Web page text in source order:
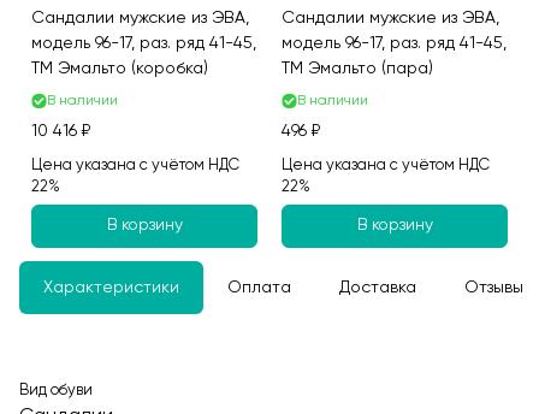
Сандалии мужские из ЭВА,
модель 96-17, раз. ряд 41-45,
ТМ Эмальто (коробка)
В наличии
10 416 ₽
Цена указана с учётом НДС
22%
В корзину
Сандалии мужские из ЭВА,
модель 96-17, раз. ряд 41-45,
ТМ Эмальто (пара)
В наличии
496 ₽
Цена указана с учётом НДС
22%
В корзину
Характеристики Оплата Доставка Отзывы
Вид обуви